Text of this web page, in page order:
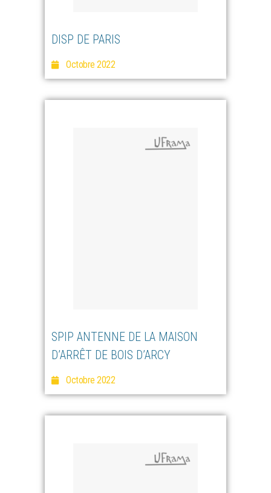
DISP DE PARIS
Octobre 2022
SPIP ANTENNE DE LA MAISON
D’ARRÊT DE BOIS D’ARCY
Octobre 2022